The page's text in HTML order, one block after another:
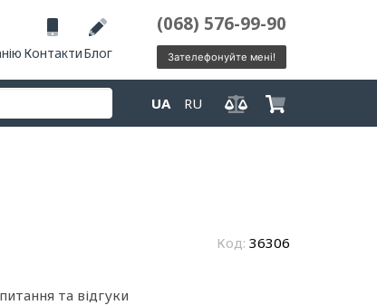
КонтактиБлог
(068) 576-99-90
Зателефонуйте мені!
UA RU
Код: 36306
та відгуки